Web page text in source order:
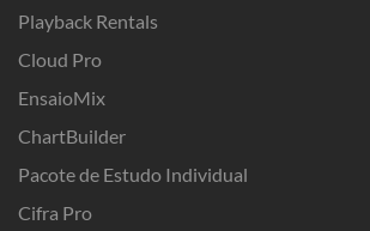
Playback Rentals
Cloud Pro
EnsaioMix
ChartBuilder
Pacote de Estudo Individual
Cifra Pro